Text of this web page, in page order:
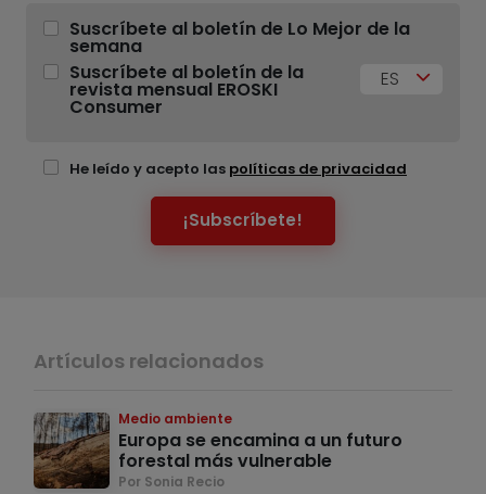
Suscríbete al boletín de Lo Mejor de la
semana
Suscríbete al boletín de la
revista mensual EROSKI
Consumer
ES
He leído y acepto las políticas de privacidad
¡Subscríbete!
Artículos relacionados
Medio ambiente
Europa se encamina a un futuro
forestal más vulnerable
Por Sonia Recio